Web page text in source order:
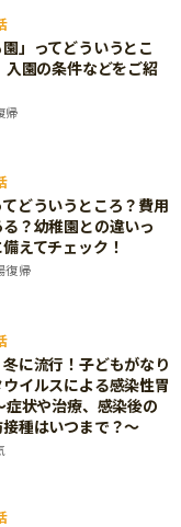
園」ってどういうとこ
入園の条件などをご紹
帰
てどういうところ？費用
？幼稚園との違いっ
えてチェック！
復帰
冬に流行！子どもがなり
イルスによる感染性胃
症状や治療、感染後の
種はいつまで？～